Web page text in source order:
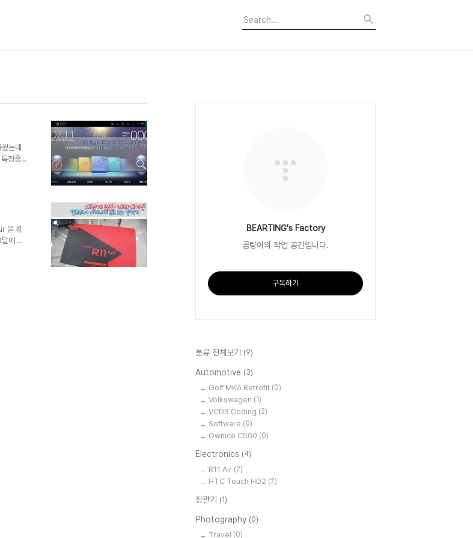
는데
징중
이
습니
을 장
에 출
입한
BEARTING's Factory
곰팅이의 작업 공간입니다.
구독하기
분류 전체보기 (9)
Automotive (3)
Golf MK6 Retrofit (0)
Volkswagen (1)
VCDS Coding (2)
Software (0)
Ownice C500 (0)
Electronics (4)
R11 Air (2)
HTC Touch HD2 (2)
참관기 (1)
Photography (0)
Travel (0)